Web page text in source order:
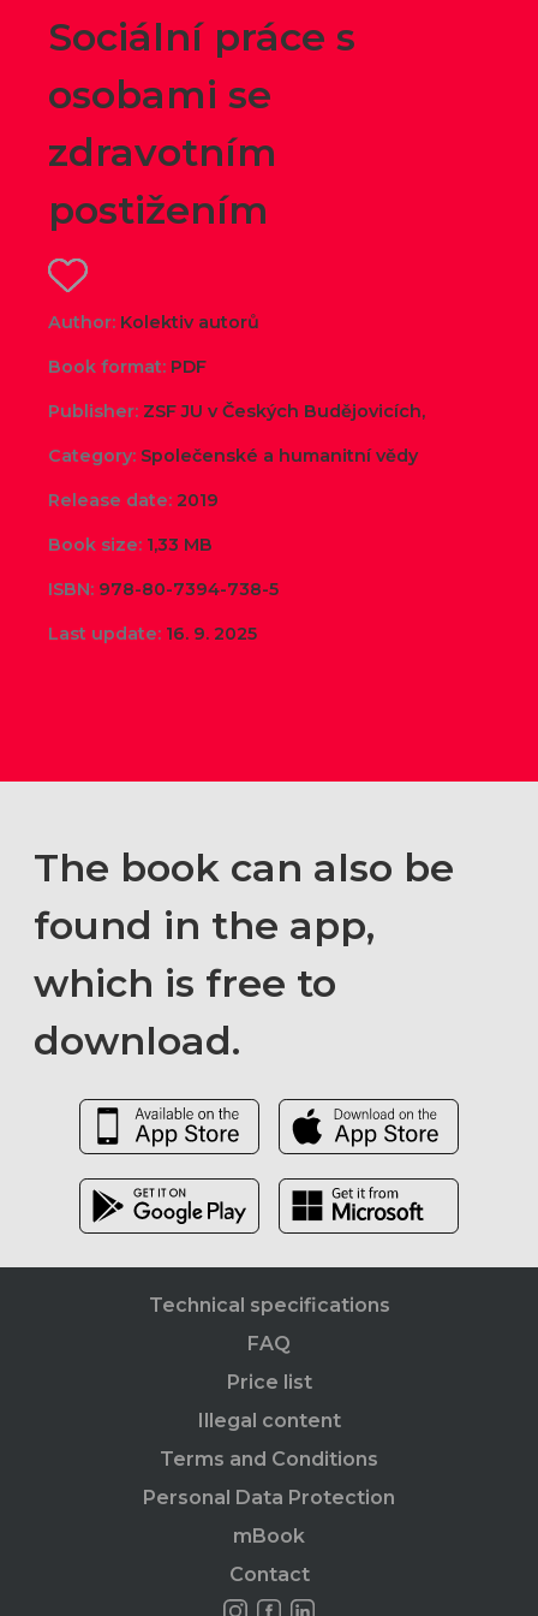
Sociální práce s
osobami se
zdravotním
postižením
Author: Kolektiv autorů
Book format: PDF
Publisher: ZSF JU v Českých Budějovicích,
Category: Společenské a humanitní vědy
Release date: 2019
Book size: 1,33 MB
ISBN: 978-80-7394-738-5
Last update: 16. 9. 2025
The book can also be
found in the app,
which is free to
download.
Technical specifications
FAQ
Price list
Illegal content
Terms and Conditions
Personal Data Protection
mBook
Contact